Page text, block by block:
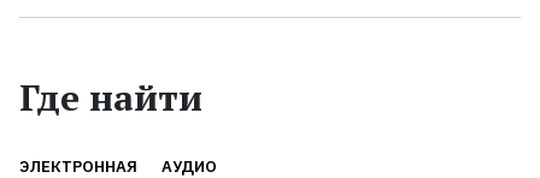
Где найти
ЭЛЕКТРОННАЯ АУДИО